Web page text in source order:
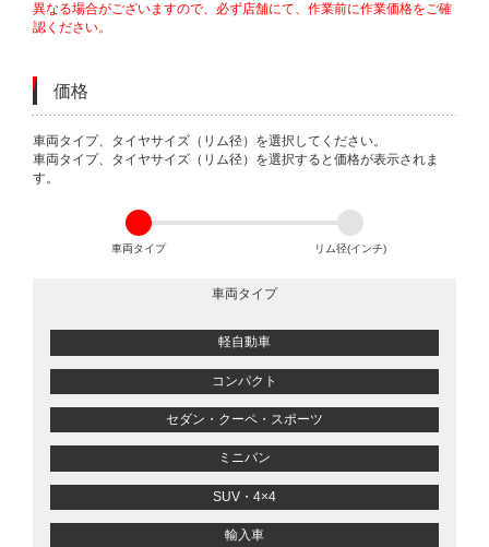
異なる場合がございますので、必ず店舗にて、作業前に作業価格をご確
認ください。
価格
VARIATIONS
車両タイプ、タイヤサイズ（リム径）を選択してください。
車両タイプ、タイヤサイズ（リム径）を選択すると価格が表示されま
す。
車両タイプ リム径(インチ)
車両タイプ
軽自動車
コンパクト
セダン・クーペ・スポーツ
ミニバン
SUV・4×4
輸入車